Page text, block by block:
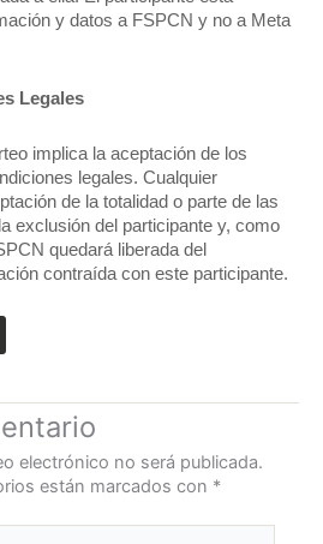
y datos a FSPCN y no a Meta
Legales
implica la aceptación de los
legales. Cualquier
de la totalidad o parte de las
exclusión del participante y, como
quedará liberada del
contraída con este participante.
electrónico no será publicada.
están marcados con *